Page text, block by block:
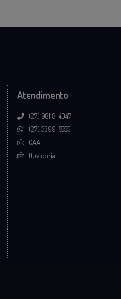
Atendimento
(27) 98118-4047
(27) 3399-5555
CAA
Ouvidoria